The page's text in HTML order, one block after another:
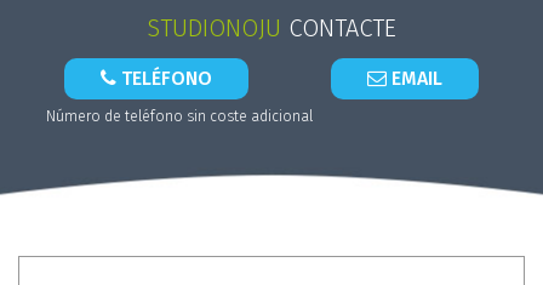
STUDIONOJU CONTACTE
TELÉFONO
Número de teléfono sin coste adicional
EMAIL